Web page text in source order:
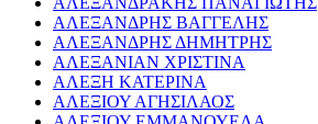
ΑΛΕΞΑΝΔΡΗΣ ΒΑΓΓΕΛΗΣ
ΑΛΕΞΑΝΔΡΗΣ ΔΗΜΗΤΡΗΣ
ΑΛΕΞΑΝΙΑΝ ΧΡΙΣΤΙΝΑ
ΑΛΕΞΗ ΚΑΤΕΡΙΝΑ
ΑΛΕΞΙΟΥ ΑΓΗΣΙΛΑΟΣ